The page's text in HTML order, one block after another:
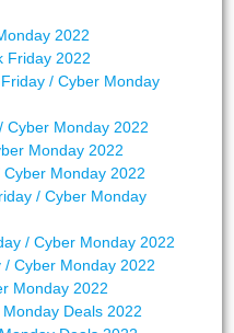
2022
Friday 2022
/ Cyber Monday
Cyber Monday 2022
Monday 2022
Monday 2022
/ Cyber Monday
/ Cyber Monday 2022
Cyber Monday 2022
Monday 2022
Deals 2022